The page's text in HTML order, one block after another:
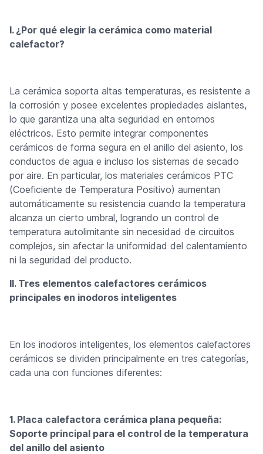
I. ¿Por qué elegir la cerámica como material
calefactor?
La cerámica soporta altas temperaturas, es resistente a
la corrosión y posee excelentes propiedades aislantes,
lo que garantiza una alta seguridad en entornos
eléctricos. Esto permite integrar componentes
cerámicos de forma segura en el anillo del asiento, los
conductos de agua e incluso los sistemas de secado
por aire. En particular, los materiales cerámicos PTC
(Coeficiente de Temperatura Positivo) aumentan
automáticamente su resistencia cuando la temperatura
alcanza un cierto umbral, logrando un control de
temperatura autolimitante sin necesidad de circuitos
complejos, sin afectar la uniformidad del calentamiento
ni la seguridad del producto.
II. Tres elementos calefactores cerámicos
principales en inodoros inteligentes
En los inodoros inteligentes, los elementos calefactores
cerámicos se dividen principalmente en tres categorías,
cada una con funciones diferentes:
1. Placa calefactora cerámica plana pequeña:
Soporte principal para el control de la temperatura
del anillo del asiento